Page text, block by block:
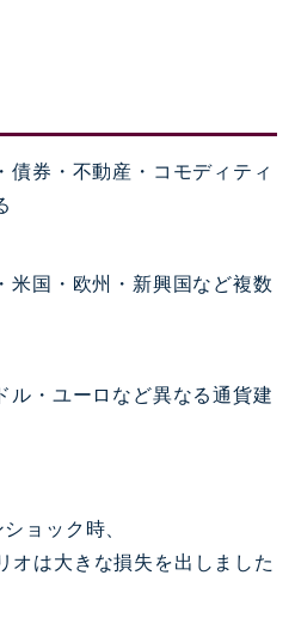
債券・不動産・コモディティ
米国・欧州・新興国など複数
ル・ユーロなど異なる通貨建
ョック時、
オは大きな損失を出しました